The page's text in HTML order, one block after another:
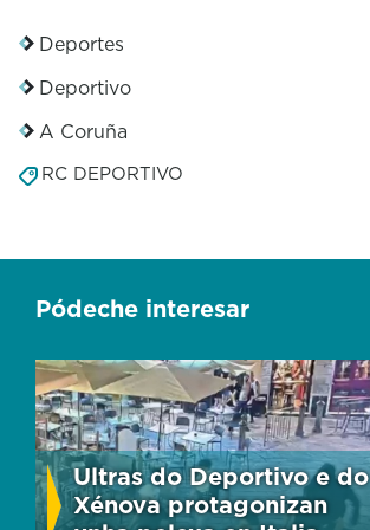
Deportes
Deportivo
A Coruña
RC DEPORTIVO
Pódeche interesar
Ultras do Deportivo e do
Xénova protagonizan